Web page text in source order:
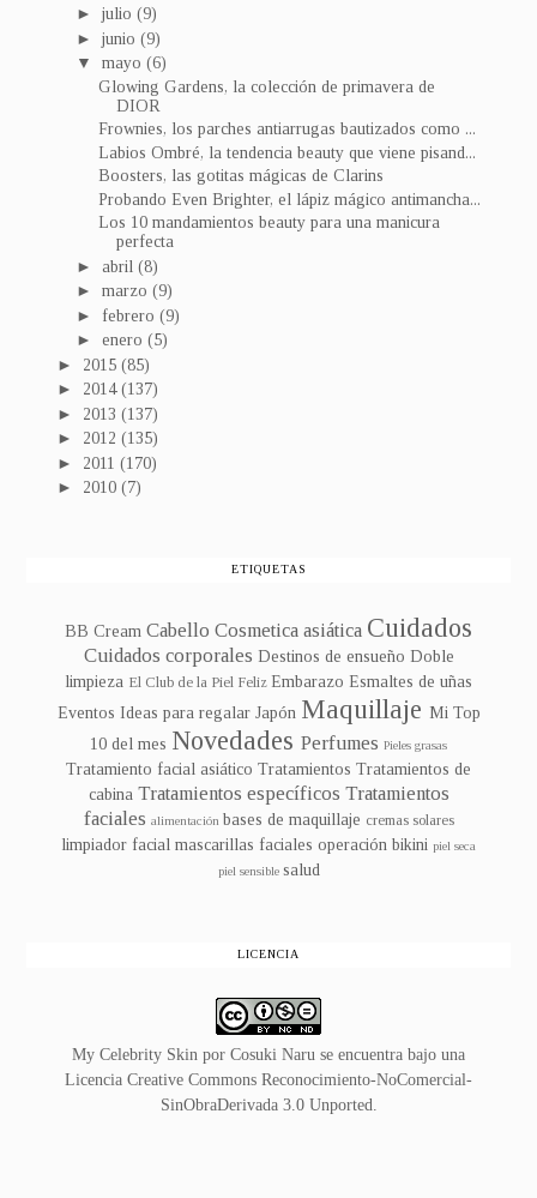
►julio(9)
►junio(9)
▼mayo(6)
Glowing Gardens, la colección de primavera de
DIOR
Frownies, los parches antiarrugas bautizados como ...
Labios Ombré, la tendencia beauty que viene pisand...
Boosters, las gotitas mágicas de Clarins
Probando Even Brighter, el lápiz mágico antimancha...
Los 10 mandamientos beauty para una manicura
perfecta
►abril(8)
►marzo(9)
► febrero(9)
►enero(5)
► 2015 (85)
► 2014 (137)
► 2013 (137)
► 2012 (135)
► 2011 (170)
► 2010 (7)
ETIQUETAS
BB Cream Cabello Cosmetica asiática Cuidados
Cuidados corporales Destinos de ensueño Doble
limpieza El Club de la Piel Feliz Embarazo Esmaltes de uñas
Eventos Ideas para regalar Japón Maquillaje Mi Top
10 del mes Novedades Perfumes Pieles grasas
Tratamiento facial asiático Tratamientos Tratamientos de
cabina Tratamientos específicos Tratamientos
faciales alimentación bases de maquillaje cremas solares
limpiador facial mascarillas faciales operación bikini piel seca
piel sensible salud
LICENCIA
My Celebrity Skin por Cosuki Naru se encuentra bajo una
Licencia Creative Commons Reconocimiento-NoComercial-
SinObraDerivada 3.0 Unported.